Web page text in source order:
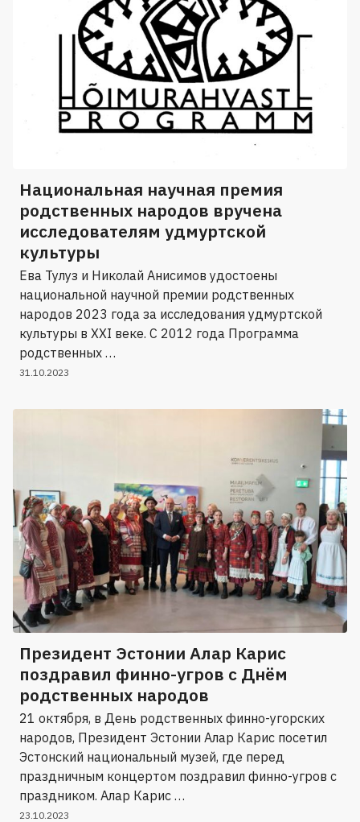
Национальная научная премия
родственных народов вручена
исследователям удмуртской
культуры
Ева Тулуз и Николай Анисимов удостоены
национальной научной премии родственных
народов 2023 года за исследования удмуртской
культуры в XXI веке. С 2012 года Программа
родственных …
31.10.2023
Президент Эстонии Алар Карис
поздравил финно-угров с Днём
родственных народов
21 октября, в День родственных финно-угорских
народов, Президент Эстонии Алар Карис посетил
Эстонский национальный музей, где перед
праздничным концертом поздравил финно-угров с
праздником. Алар Карис …
23.10.2023